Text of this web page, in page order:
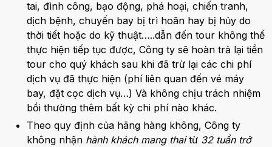
tai, đình công, bạo động, phá hoại, chiến tranh,
dịch bệnh, chuyến bay bị trì hoãn hay bị hủy do
thời tiết hoặc do kỹ thuật…..dẫn đến tour không thể
thực hiện tiếp tục được, Công ty sẽ hoàn trả lại tiền
tour cho quý khách sau khi đã trừ lại các chi phí
dịch vụ đã thực hiện (phí liên quan đến vé máy
bay, đặt cọc dịch vụ…) Và không chịu trách nhiệm
bồi thường thêm bất kỳ chi phí nào khác.
Theo quy định của hãng hàng không, Công ty
không nhận hành khách mang thaitừ 32 tuần trở